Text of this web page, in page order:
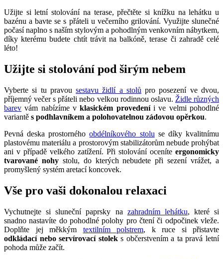
Užijte si letní stolování na terase, přečtěte si knížku na lehátku u
bazénu a bavte se s přáteli u večerního grilování. Využijte slunečné
počasí naplno s naším stylovým a pohodlným venkovním nábytkem,
díky kterému budete chtít trávit na balkóně, terase či zahradě celé
léto!
Užijte si stolování pod širým nebem
Vyberte si tu pravousestavu židlí a stolů pro posezení ve dvou,
příjemný večer s přáteli nebo velkou rodinnou oslavu. Židle různých
barev vám nabízíme vklasickém provedeníi ve velmi pohodlné
variantě s podhlavníkem a polohovatelnou zádovou opěrkou.
Pevná deska prostornéhoobdélníkového stolu se díky kvalitnímu
plastovému materiálu a prostorovým stabilizátorům nebude prohýbat
ani v případě velkého zatížení. Při stolování oceníte ergonomicky
tvarované nohystolu, do kterých nebudete při sezení vrážet, a
promyšlený systém aretací koncovek.
Vše pro vaši dokonalou relaxaci
Vychutnejte si sluneční paprsky na zahradním lehátku, které si
snadno nastavíte do pohodlné polohy pro čtení či odpočinek vleže.
Doplňte jej měkkým textilním polstrem, k ruce si přistavte
odkládací nebo servírovací stoleks občerstvením a ta pravá letní
pohoda může začít.